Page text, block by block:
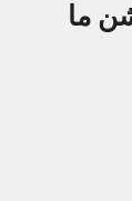
ما